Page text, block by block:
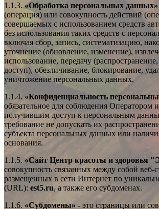
1.1.3.«Обработка персональных данных»
(операция) или совокупность действий
совершаемых с использованием средств
без использования таких средств с
включая сбор, запись, систематизацию,
уточнение (обновление, изменение),
использование, передачу
доступ), обезличивание, блокирование,
уничтожение персональных данных.
1.1.4. «Конфиденциальность
обязательное для соблюдения Оператором
получившим доступ к персональным
требование не допускать их
субъекта персональных данных или
основания.
1.1.5. «Сайт Центр красоты и здоровья
совокупность связанных между собой веб-
размещенных в сети Интернет по
(URL): est5.ru, а также его субдоменах.
1.1.6.«Субдомены» - это страницы или